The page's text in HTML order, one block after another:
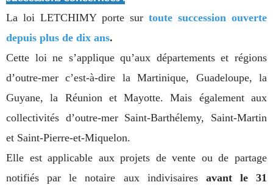
La loi LETCHIMY porte sur toute succession ouverte
depuis plus de dix ans.
Cette loi ne s’applique qu’aux départements et régions
d’outre-mer c’est-à-dire la Martinique, Guadeloupe, la
Guyane, la Réunion et Mayotte. Mais également aux
collectivités d’outre-mer Saint-Barthélemy, Saint-Martin
et Saint-Pierre-et-Miquelon.
Elle est applicable aux projets de vente ou de partage
notifiés par le notaire aux indivisaires avant le 31